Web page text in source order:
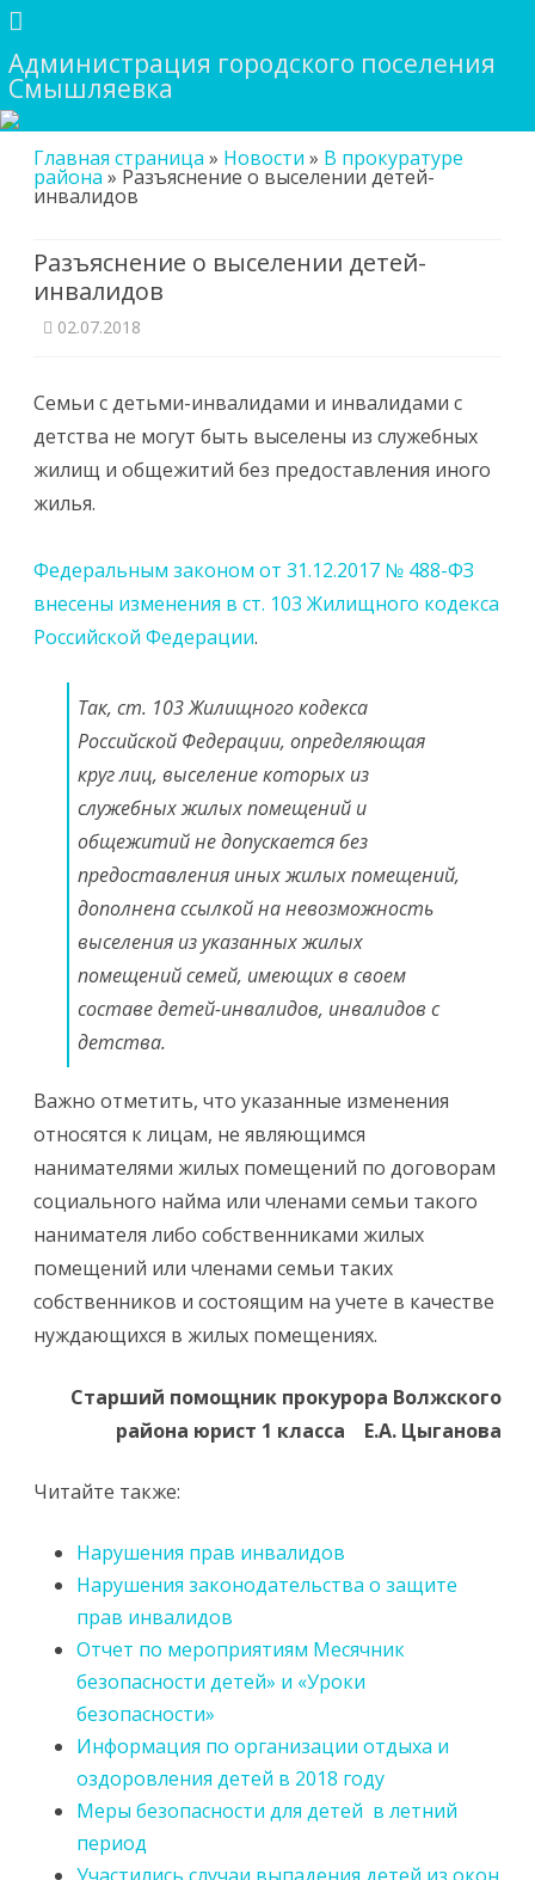
Администрация городского поселения
Смышляевка
to
content
Главная страница » Новости » В прокуратуре
района » Разъяснение о выселении детей-
инвалидов
Разъяснение о выселении детей-
инвалидов
02.07.2018
Семьи с детьми-инвалидами и инвалидами с
детства не могут быть выселены из служебных
жилищ и общежитий без предоставления иного
жилья.
Федеральным законом от 31.12.2017 № 488-ФЗ
внесены изменения в ст. 103 Жилищного кодекса
Российской Федерации.
Так, ст. 103 Жилищного кодекса
Российской Федерации, определяющая
круг лиц, выселение которых из
служебных жилых помещений и
общежитий не допускается без
предоставления иных жилых помещений,
дополнена ссылкой на невозможность
выселения из указанных жилых
помещений семей, имеющих в своем
составе детей-инвалидов, инвалидов с
детства.
Важно отметить, что указанные изменения
относятся к лицам, не являющимся
нанимателями жилых помещений по договорам
социального найма или членами семьи такого
нанимателя либо собственниками жилых
помещений или членами семьи таких
собственников и состоящим на учете в качестве
нуждающихся в жилых помещениях.
Старший помощник прокурора Волжского
района юрист 1 класса Е.А. Цыганова
Читайте также:
Нарушения прав инвалидов
Нарушения законодательства о защите
прав инвалидов
Отчет по мероприятиям Месячник
безопасности детей» и «Уроки
безопасности»
Информация по организации отдыха и
оздоровления детей в 2018 году
Меры безопасности для детей в летний
период